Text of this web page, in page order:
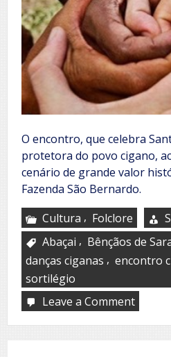
O encontro, que celebra
protetora do povo cigano,
cenário de grande valor
Fazenda São Bernardo.
Cultura , Folclore
Abaçai , Bênçãos de
danças ciganas , encontro
sortilégio
Leave a Commenton